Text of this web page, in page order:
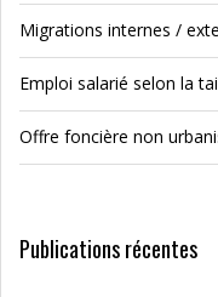
Migrations internes /
Emploi salarié selon la
Offre foncière non
Publications récentes